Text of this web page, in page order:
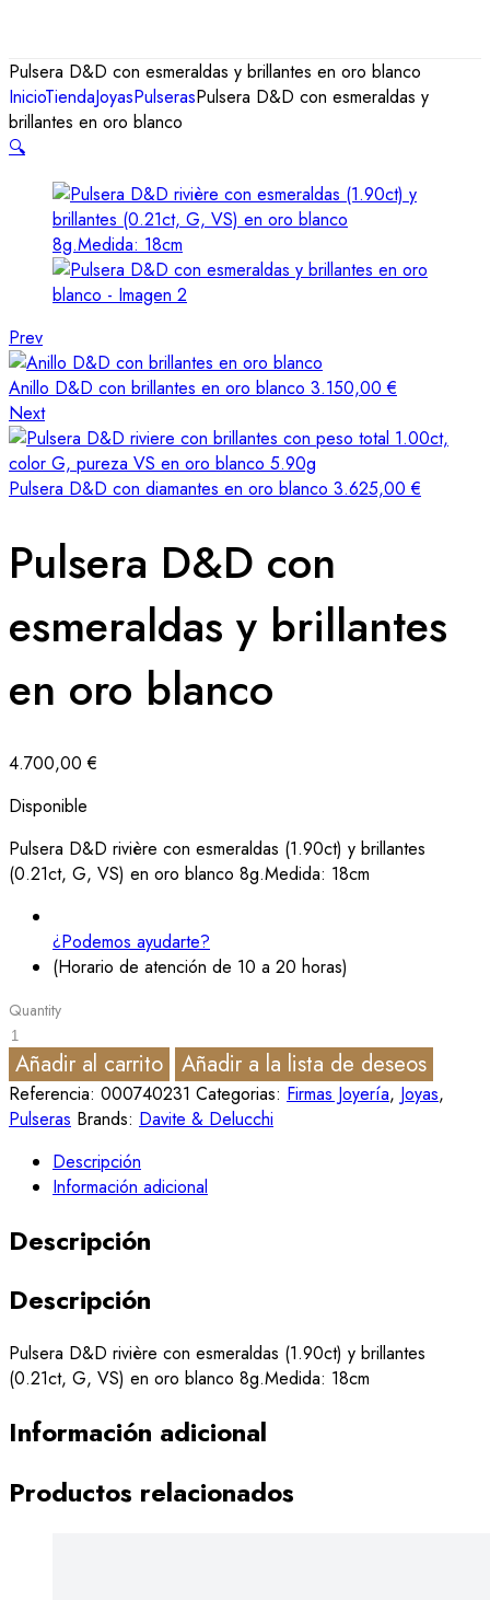
Pulsera D&D con esmeraldas y brillantes en oro blanco
InicioTiendaJoyasPulserasPulsera D&D con esmeraldas y
brillantes en oro blanco
🔍
Prev
Anillo D&D con brillantes en oro blanco 3.150,00€
Next
Pulsera D&D con diamantes en oro blanco 3.625,00€
Pulsera D&D con
esmeraldas y brillantes
en oro blanco
4.700,00€
Disponible
Pulsera D&D rivière con esmeraldas (1.90ct) y brillantes
(0.21ct, G, VS) en oro blanco 8g.Medida: 18cm
¿Podemos ayudarte?
(Horario de atención de 10 a 20 horas)
Quantity
Añadir al carrito Añadir a la lista de deseos
Referencia: 000740231 Categorias: Firmas Joyería, Joyas,
Pulseras Brands: Davite & Delucchi
Descripción
Información adicional
Descripción
Descripción
Pulsera D&D rivière con esmeraldas (1.90ct) y brillantes
(0.21ct, G, VS) en oro blanco 8g.Medida: 18cm
Información adicional
Productos relacionados